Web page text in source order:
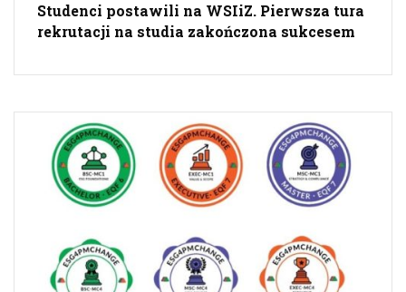
Studenci postawili na WSIiZ. Pierwsza tura
rekrutacji na studia zakończona sukcesem